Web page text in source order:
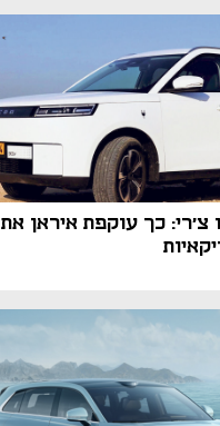
צ'רי: כך עוקפת איראן את